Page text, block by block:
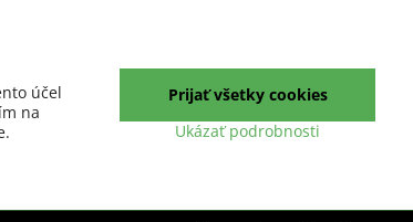
účel
na
Ukázať podrobnosti
Prijať všetky cookies